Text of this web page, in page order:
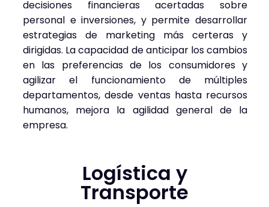
decisiones financieras acertadas sobre
personal e inversiones, y permite desarrollar
estrategias de marketing más certeras y
dirigidas. La capacidad de anticipar los cambios
en las preferencias de los consumidores y
agilizar el funcionamiento de múltiples
departamentos, desde ventas hasta recursos
humanos, mejora la agilidad general de la
empresa.
Logística y
Transporte